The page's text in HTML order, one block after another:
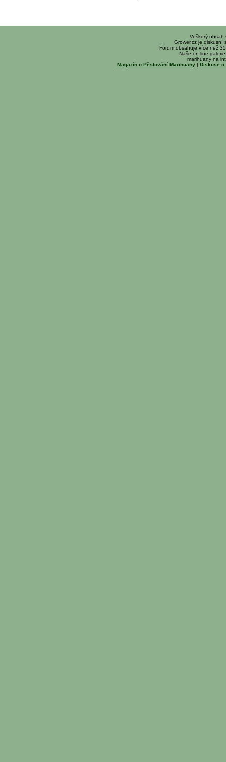
Veškerý obsah
Grower.cz je diskusní
Fórum obsahuje více než
Naše on-line
marihuany na
Magazín o Pěstování Marihuany| Diskuse o